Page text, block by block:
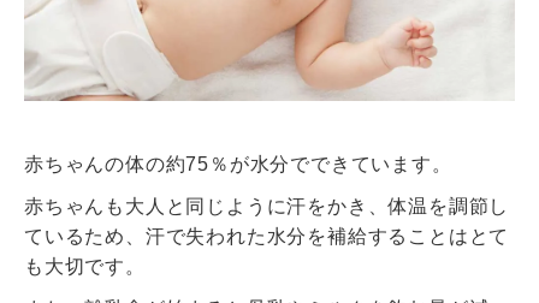
赤ちゃんの体の約75％が水分でできています。
赤ちゃんも大人と同じように汗をかき、体温を調節し
ているため、汗で失われた水分を補給することはとて
も大切です。